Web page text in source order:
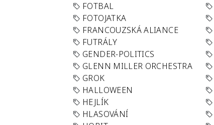
FOTBAL
FOTOJATKA
FRANCOUZSKÁ ALIANCE
FUTRÁLY
GENDER-POLITICS
GLENN MILLER ORCHESTRA
GROK
HALLOWEEN
HEJLÍK
HLASOVÁNÍ